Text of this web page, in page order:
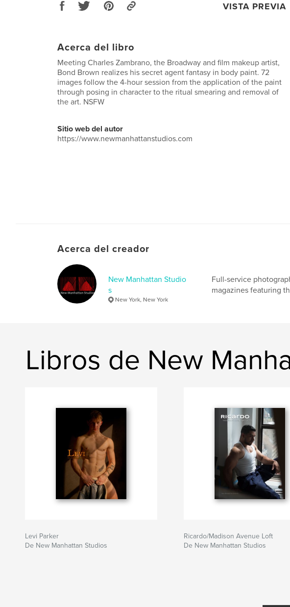
VISTA PREVIA
Acerca del libro
Meeting Charles Zambrano, the Broadway and film makeup artist,
Bond Brown realizes his secret agent fantasy in body paint. 72
images follow the 4-hour session from the application of the paint
through posing in character to the ritual smearing and removal of
the art. NSFW
Sitio web del autor
https://www.newmanhattanstudios.com
Acerca del creador
New Manhattan Studio
s
New York, New York
Full-service
magazines featuring
Libros de New
Levi Parker
De New Manhattan Studios
Ricardo/Madison Avenue Loft
De New Manhattan Studios